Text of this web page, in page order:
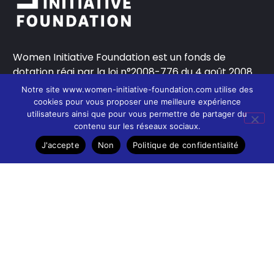
Women Initiative Foundation est un fonds de
dotation régi par la loi n°2008-776 du 4 août 2008.
Suivez-nous
Notre site www.women-initiative-foundation.com utilise des
cookies pour vous proposer une meilleure expérience
utilisateurs ainsi que pour vous permettre de partager du
contenu sur les réseaux sociaux.
J'accepte
Non Politique de confidentialité